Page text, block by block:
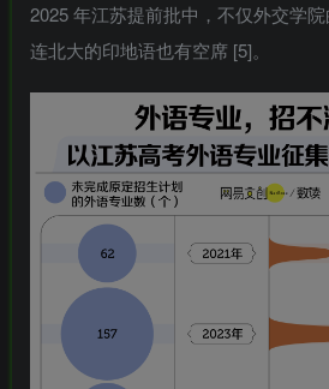
2025 年江苏提前批中，不仅外交学
连北大的印地语也有空席 [5]。